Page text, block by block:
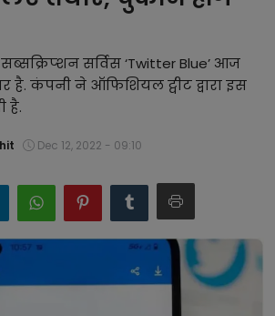
सर्विस ‘Twitter Blue’ आज
है. कंपनी ने ऑफिशियल ट्वीट द्वारा इस
है.
Dec 12, 2022 - 09:10